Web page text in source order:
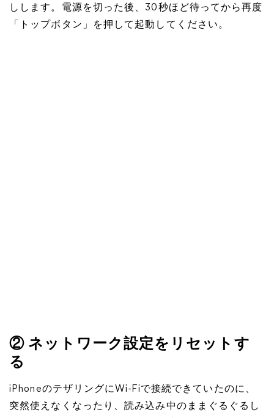
しします。電源を切った後、30秒ほど待ってから再度
「トップボタン」を押して起動してください。
② ネットワーク設定をリセットす
る
iPhoneのテザリングにWi-Fiで接続できていたのに、
突然使えなくなったり、読み込み中のままぐるぐるし